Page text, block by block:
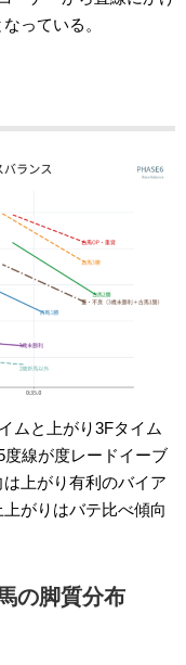
っている。
ムと上がり3Fタイム
線が度レードイーブ
上がり有利のバイア
がりはバテ比べ傾向
の脚質分布